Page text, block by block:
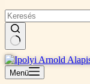
Nincs
találat
Menü